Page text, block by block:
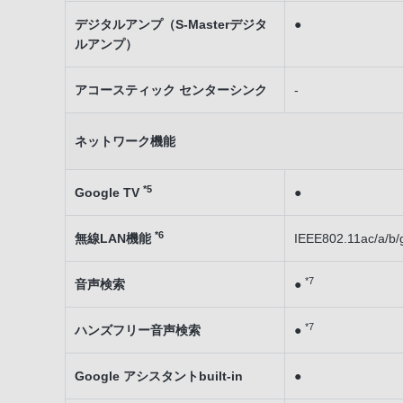
デジタルアンプ（S-Masterデジタ
ルアンプ）
●
アコースティック センターシンク -
ネットワーク機能
Google TV *5 ●
無線LAN機能 *6 IEEE802.11ac/a/b/
音声検索 ● *7
ハンズフリー音声検索 ● *7
Google アシスタントbuilt-in ●